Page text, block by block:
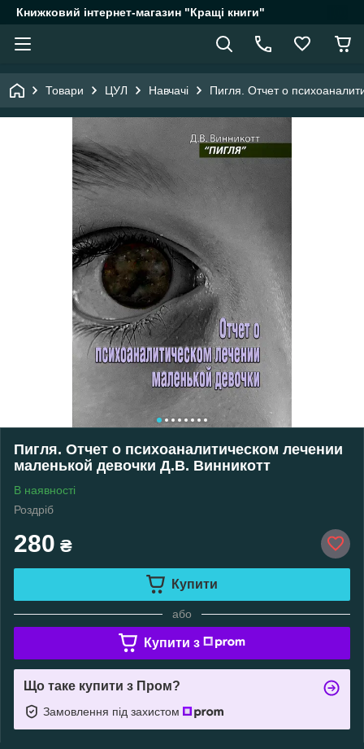
Книжковий інтернет-магазин "Кращі книги"
Товари ЦУЛ Навчачі Пигля. Отчет о
Пигля. Отчет о психоаналитическом лечении
маленькой девочки Д.В. Винникотт
В наявності
Роздріб
280 ₴
Купити
або
Купити з
Що таке купити з Пром?
Замовлення під захистом